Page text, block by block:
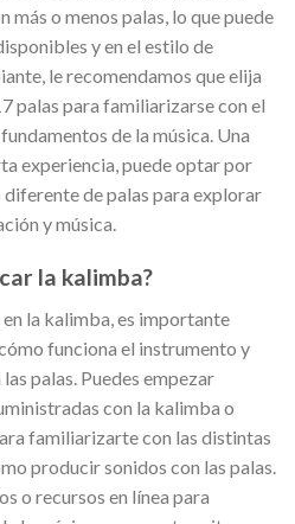
más o menos palas, lo que puede
y en el estilo de
le recomendamos que elija
palas para familiarizarse con el
de la música. Una
experiencia, puede optar por
de palas para explorar
y música.
la kalimba?
la kalimba, es importante
funciona el instrumento y
palas. Puedes empezar
con la kalimba o
familiarizarte con las distintas
producir sonidos con las palas.
o recursos en línea para